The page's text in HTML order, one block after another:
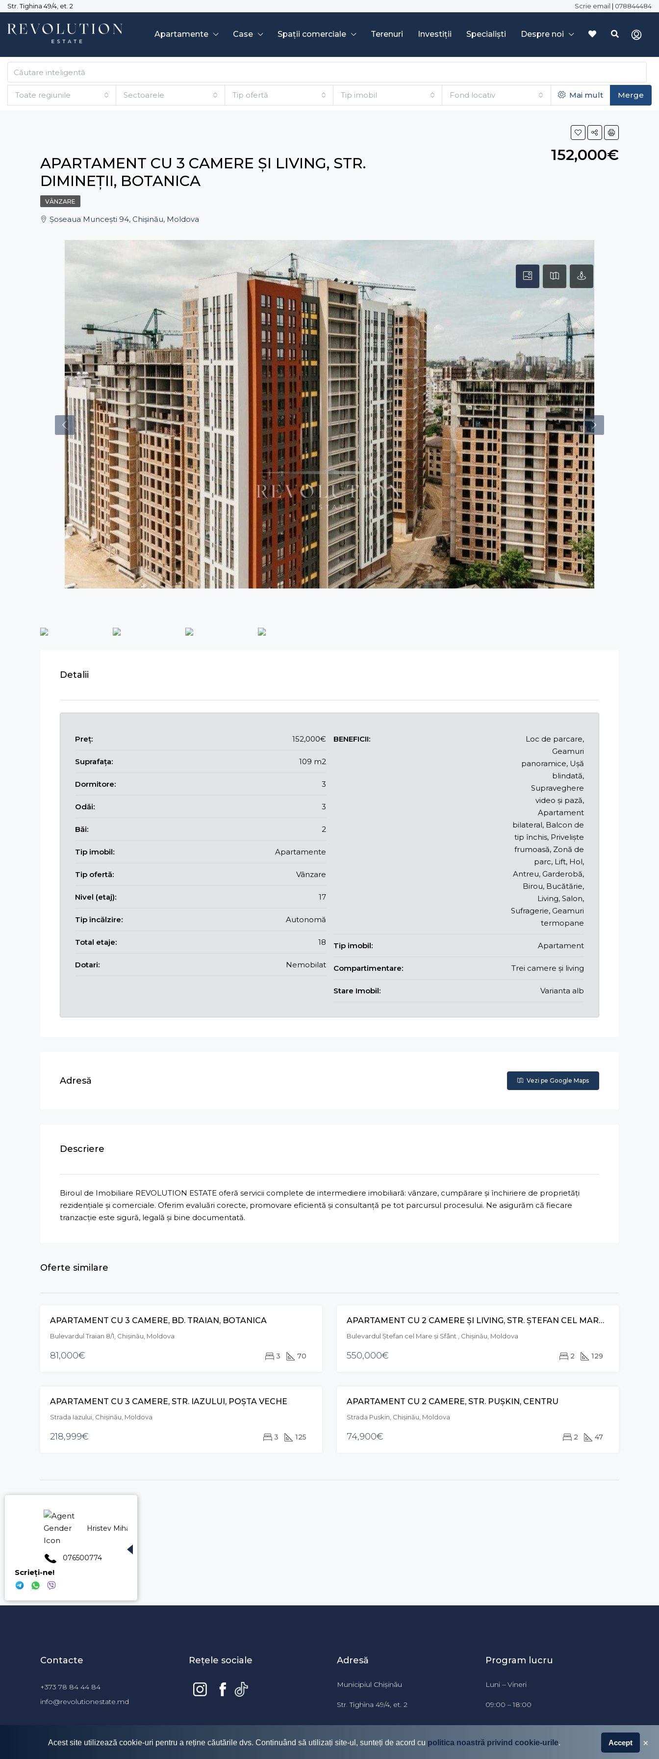
Str. Tighina 49/4, et. 2 Scrie email | 078844484
Apartamente Case Spații comerciale Terenuri Investiții Specialiști Despre noi
Toate regiunile Sectoarele Tip ofertă Tip imobil Fond locativ Mai mult Merge
APARTAMENT CU 3 CAMERE ȘI LIVING, STR.
DIMINEȚII, BOTANICA
152,000€
VÂNZARE
Șoseaua Muncești 94, Chișinău, Moldova
Detalii
Preț: 152,000€
Suprafața: 109 m2
Dormitore: 3
Odăi: 3
Băi: 2
Tip imobil: Apartamente
Tip ofertă: Vânzare
Nivel (etaj): 17
Tip încălzire: Autonomă
Total etaje: 18
Dotari: Nemobilat
BENEFICII:
Loc de parcare,
Geamuri
panoramice, Ușă
blindată,
Supraveghere
video și pază,
Apartament
bilateral, Balcon de
tip închis, Priveliște
frumoasă, Zonă de
parc, Lift, Hol,
Antreu, Garderobă,
Birou, Bucătărie,
Living, Salon,
Sufragerie, Geamuri
termopane
Tip imobil: Apartament
Compartimentare: Trei camere și living
Stare Imobil: Varianta alb
Adresă Vezi pe Google Maps
Descriere
Biroul de Imobiliare REVOLUTION ESTATE oferă servicii complete de intermediere imobiliară: vânzare, cumpărare și închiriere de proprietăți
rezidențiale și comerciale. Oferim evaluări corecte, promovare eficientă și consultanță pe tot parcursul procesului. Ne asigurăm că fiecare
tranzacție este sigură, legală și bine documentată.
Oferte similare
VÂNZARE
APARTAMENT CU 3 CAMERE, BD. TRAIAN, BOTANICA
Bulevardul Traian 8/1, Chișinău, Moldova
81,000€ 3 70
VÂNZARE
APARTAMENT CU 2 CAMERE ȘI LIVING, STR. ȘTEFAN CEL MARE ȘI SFÂNT, CENTRU
Bulevardul Ștefan cel Mare și Sfânt , Chișinău, Moldova
550,000€ 2 129
VÂNZARE
APARTAMENT CU 3 CAMERE, STR. IAZULUI, POȘTA VECHE
Strada Iazului, Chișinău, Moldova
218,999€ 3 125
VÂNZARE
APARTAMENT CU 2 CAMERE, STR. PUȘKIN, CENTRU
Strada Puskin, Chișinău, Moldova
74,900€ 2 47
Hristev Mihail
076500774
Scrieți-ne!
Contacte
+373 78 84 44 84
info@revolutionestate.md
Rețele sociale Adresă
Municipiul Chișinău
Str. Tighina 49/4, et. 2
Program lucru
Luni – Vineri
09:00 – 18:00
Acest site utilizează cookie-uri pentru a reține căutările dvs. Continuând să utilizați site-ul, sunteți de acord cu politica noastră privind cookie-urile. Accept ×